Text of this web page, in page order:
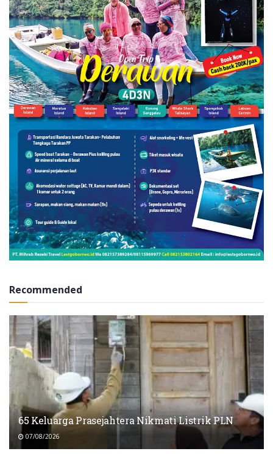
Recommended
65 Keluarga Prasejahtera Nikmati Listrik PLN
07/08/2026